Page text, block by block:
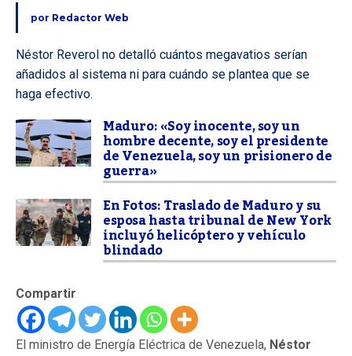
por Redactor Web
Néstor Reverol no detalló cuántos megavatios serían
añadidos al sistema ni para cuándo se plantea que se
haga efectivo.
Maduro: «Soy inocente, soy un
hombre decente, soy el presidente
de Venezuela, soy un prisionero de
guerra»
En Fotos: Traslado de Maduro y su
esposa hasta tribunal de New York
incluyó helicóptero y vehículo
blindado
Compartir
El ministro de Energía Eléctrica de Venezuela, Néstor